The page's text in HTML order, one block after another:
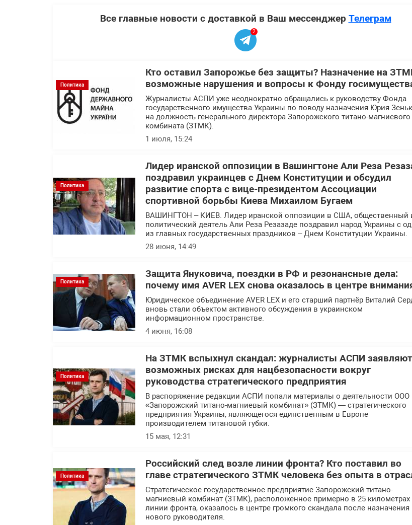
Все главные новости с доставкой в Ваш мессенджер Телеграм
2
Политика
Кто оставил Запорожье без защиты? Назначение на
возможные нарушения и вопросы к Фонду
Журналисты АСПИ уже неоднократно обращались к руководству Фонда
государственного имущества Украины по поводу назначения Юрия
на должность генерального директора Запорожского титано-магниевого
комбината (ЗТМК).
1 июля, 15:24
Политика
Лидер иранской оппозиции в Вашингтоне Али Реза
поздравил украинцев с Днем Конституции и обсудил
развитие спорта с вице-президентом Ассоциации
спортивной борьбы Киева Михаилом Бугаем
ВАШИНГТОН – КИЕВ. Лидер иранской оппозиции в США, общественный
политический деятель Али Реза Резазаде поздравил народ Украины с
из главных государственных праздников – Днем Конституции Украины.
28 июня, 14:49
Политика
Защита Януковича, поездки в РФ и резонансные дела:
почему имя AVER LEX снова оказалось в центре
Юридическое объединение AVER LEX и его старший партнёр Виталий
вновь стали объектом активного обсуждения в украинском
информационном пространстве.
4 июня, 16:08
Политика
На ЗТМК вспыхнул скандал: журналисты АСПИ
возможных рисках для нацбезопасности вокруг
руководства стратегического предприятия
В распоряжение редакции АСПИ попали материалы о деятельности ООО
«Запорожский титано-магниевый комбинат» (ЗТМК) — стратегического
предприятия Украины, являющегося единственным в Европе
производителем титановой губки.
15 мая, 12:31
Политика
Российский след возле линии фронта? Кто поставил во
главе стратегического ЗТМК человека без опыта в
Стратегическое государственное предприятие Запорожский титано-
магниевый комбинат (ЗТМК), расположенное примерно в 25 километрах
линии фронта, оказалось в центре громкого скандала после назначения
нового руководителя.